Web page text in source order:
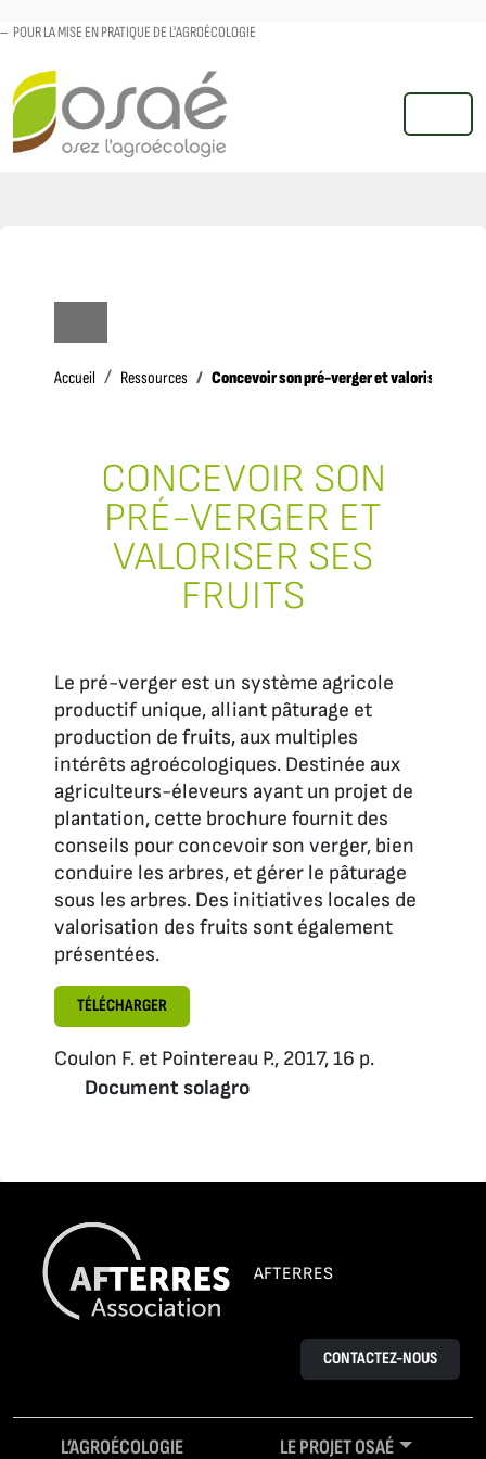
POUR LA MISE EN PRATIQUE DE L'AGROÉCOLOGIE
MENU
Accueil AccueilRessources Concevoir son pré-verger et valoriser ses
CONCEVOIR SON
PRÉ-VERGER ET
VALORISER SES
FRUITS
Le pré-verger est un système agricole
productif unique, alliant pâturage et
production de fruits, aux multiples
intérêts agroécologiques. Destinée aux
agriculteurs-éleveurs ayant un projet de
plantation, cette brochure fournit des
conseils pour concevoir son verger, bien
conduire les arbres, et gérer le pâturage
sous les arbres. Des initiatives locales de
valorisation des fruits sont également
présentées.
TÉLÉCHARGER
Coulon F. et Pointereau P., 2017, 16 p.
Document solagro
AFTERRES
CONTACTEZ-NOUS
L’AGROÉCOLOGIE LE PROJET OSAÉ